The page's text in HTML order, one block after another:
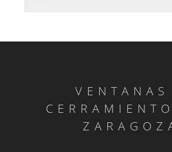
VENTANAS